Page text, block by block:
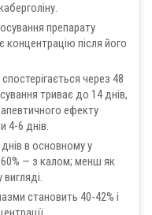
препарату
після його
через 48
триває до 14 днів,
ефекту
4-6 днів.
в основному у
60% — з калом; менш як
становить 40-42% і